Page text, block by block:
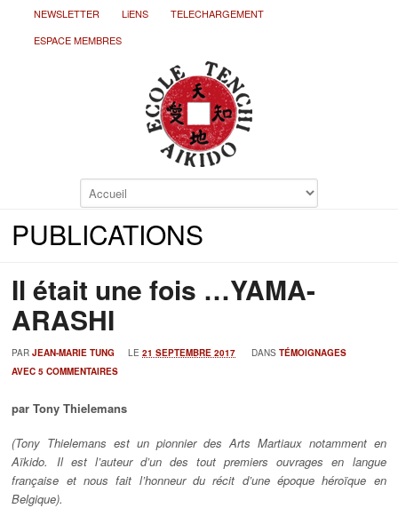
NEWSLETTER LiENS
TELECHARGEMENT
ESPACE MEMBRES
PUBLICATIONS
Il était une fois …YAMA-
ARASHI
PARJEAN-MARIE TUNG LE21 SEPTEMBRE 2017 DANSTÉMOIGNAGES
AVEC 5 COMMENTAIRES
par Tony Thielemans
(Tony Thielemans est un pionnier des Arts Martiaux notamment en
Aïkido. Il est l’auteur d’un des tout premiers ouvrages en langue
française et nous fait l’honneur du récit d’une époque héroïque en
Belgique).